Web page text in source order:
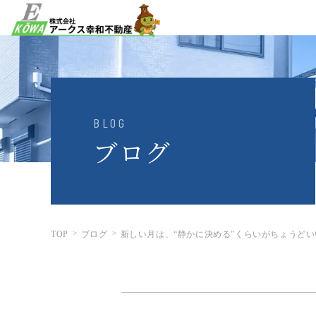
BLOG
ブログ
TOP ブログ 新しい月は、“静かに決める”くらいがちょうど